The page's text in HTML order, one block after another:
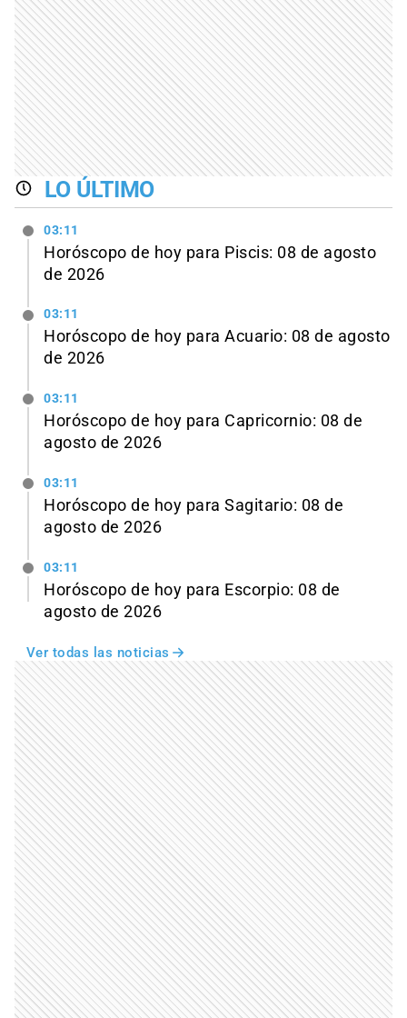
LO ÚLTIMO
03:11
Horóscopo de hoy para Piscis: 08 de agosto
de 2026
03:11
Horóscopo de hoy para Acuario: 08 de agosto
de 2026
03:11
Horóscopo de hoy para Capricornio: 08 de
agosto de 2026
03:11
Horóscopo de hoy para Sagitario: 08 de
agosto de 2026
03:11
Horóscopo de hoy para Escorpio: 08 de
agosto de 2026
Ver todas las noticias